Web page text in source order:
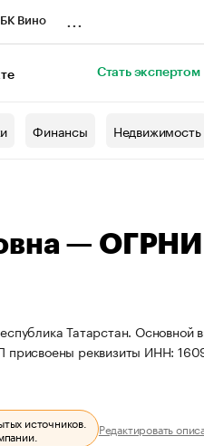
Вино
Стать экспертом
Финансы Недвижимость
—
Татарстан. Основной
присвоены реквизиты ИНН:
источников.
Редактировать